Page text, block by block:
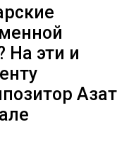
На эти и
Азат